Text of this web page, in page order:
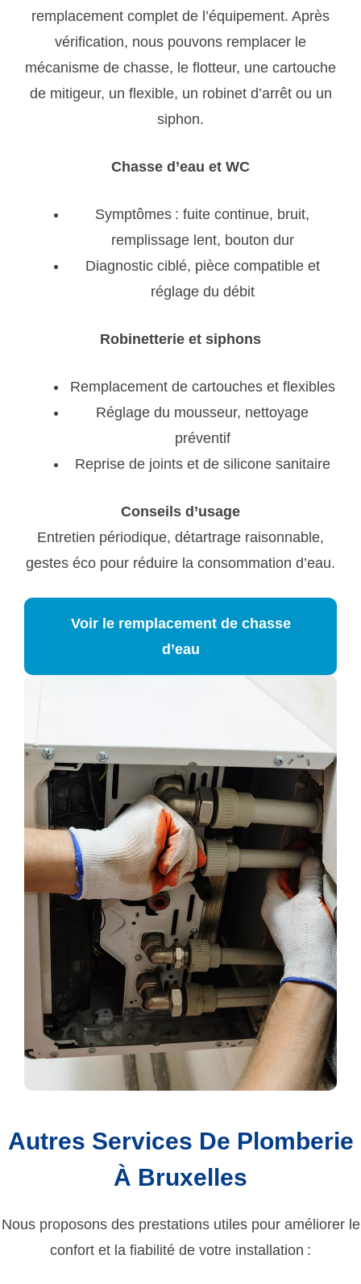
remplacement complet de l’équipement. Après
vérification, nous pouvons remplacer le
mécanisme de chasse, le flotteur, une cartouche
de mitigeur, un flexible, un robinet d’arrêt ou un
siphon.
Chasse d’eau et WC
Symptômes : fuite continue, bruit,
remplissage lent, bouton dur
Diagnostic ciblé, pièce compatible et
réglage du débit
Robinetterie et siphons
Remplacement de cartouches et flexibles
Réglage du mousseur, nettoyage
préventif
Reprise de joints et de silicone sanitaire
Conseils d’usage
Entretien périodique, détartrage raisonnable,
gestes éco pour réduire la consommation d’eau.
Voir le remplacement de chasse
d’eau
Autres Services De Plomberie
À Bruxelles
Nous proposons des prestations utiles pour améliorer le
confort et la fiabilité de votre installation :